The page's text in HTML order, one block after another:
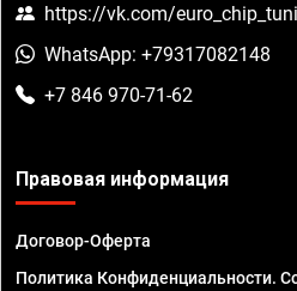
https://vk.com/
WhatsApp: +79317082148
+7 846 970-71-62
Правовая информация
Договор-Оферта
Политика Конфиденциальности.